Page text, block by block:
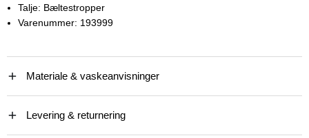
Talje: Bæltestropper
Varenummer: 193999
Materiale & vaskeanvisninger
Levering & returnering